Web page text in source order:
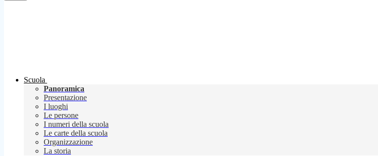
Scuola
Panoramica
Presentazione
I luoghi
Le persone
I numeri della scuola
Le carte della scuola
Organizzazione
La storia